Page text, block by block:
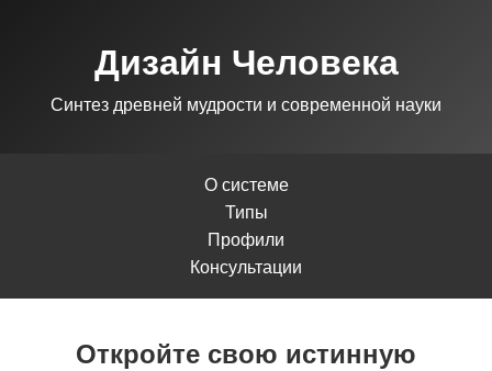
Дизайн Человека
Синтез древней мудрости и современной науки
О системе
Типы
Профили
Консультации
Откройте свою истинную